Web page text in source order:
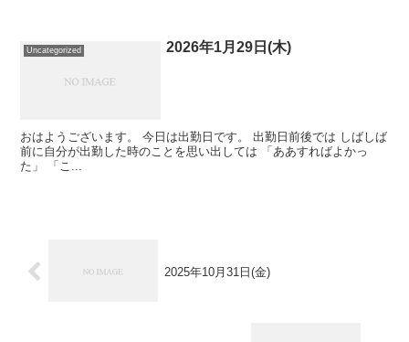
Uncategorized 2026年1月29日(木)
おはようございます。 今日は出勤日です。 出勤日前後では しばしば
前に自分が出勤した時のことを思い出しては 「ああすればよかっ
た」 「こ...
2025年10月31日(金)